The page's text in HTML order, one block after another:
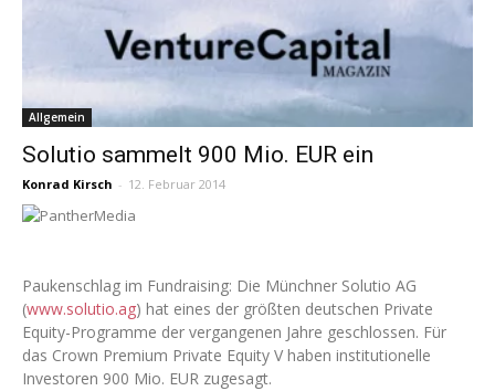
Allgemein
Solutio sammelt 900 Mio. EUR ein
Konrad Kirsch - 12. Februar 2014
Paukenschlag im Fundraising: Die Münchner Solutio AG
(www.solutio.ag) hat eines der größten deutschen Private
Equity-Programme der vergangenen Jahre geschlossen. Für
das Crown Premium Private Equity V haben institutionelle
Investoren 900 Mio. EUR zugesagt.